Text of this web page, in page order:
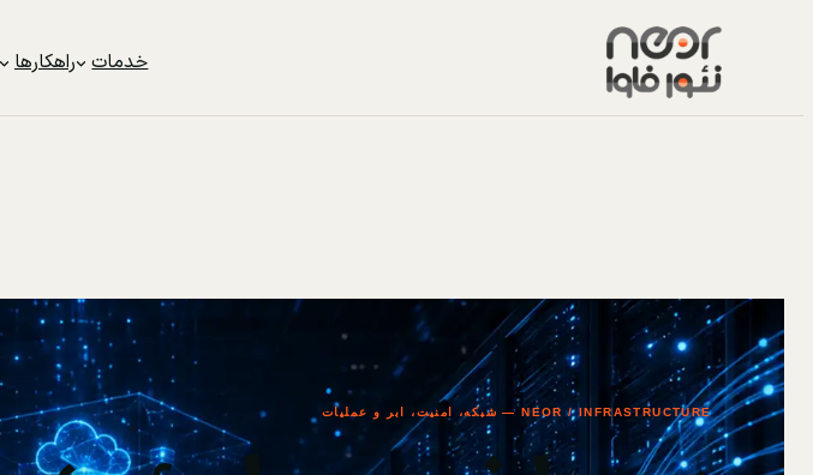
خدمات راهکارها
NEOR / INFRASTRUCTURE — شبکه، امنیت، ابر و عملیات